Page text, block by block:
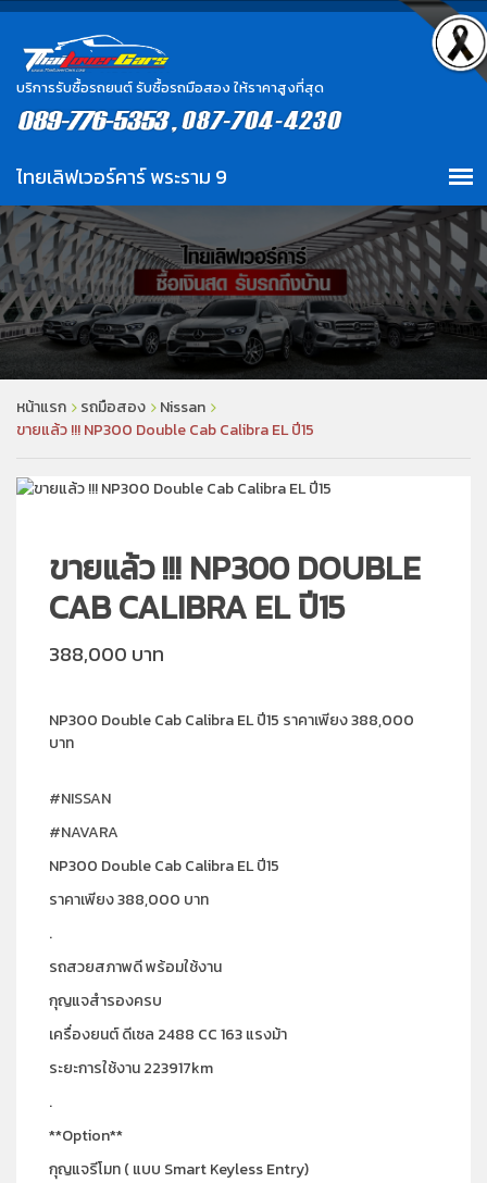
บริการรับซื้อรถยนต์ รับซื้อรถมือสอง ให้ราคาสูงที่สุด
หน้าแรก รถมือสอง
Nissan
ขายแล้ว !!! NP300 Double Cab Calibra EL ปี15
ขายแล้ว !!! NP300 DOUBLE
CAB CALIBRA EL ปี15
388,000 บาท
NP300 Double Cab Calibra EL ปี15 ราคาเพียง 388,000
บาท
#NISSAN
#NAVARA
NP300 Double Cab Calibra EL ปี15
ราคาเพียง 388,000 บาท
.
รถสวยสภาพดี พร้อมใช้งาน
กุญแจสำรองครบ
เครื่องยนต์ ดีเซล 2488 CC 163 แรงม้า
ระยะการใช้งาน 223917km
.
**Option**
กุญแจรีโมท ( แบบ Smart Keyless Entry)